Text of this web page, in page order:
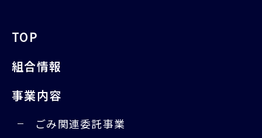
TOP
組合情報
事業内容
ごみ関連委託事業